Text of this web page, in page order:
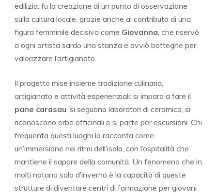
edilizia: fu la creazione di un punto di osservazione
sulla cultura locale, grazie anche al contributo di una
figura femminile decisiva come Giovanna , che riservò
a ogni artista sardo una stanza e avviò botteghe per
valorizzare l’artigianato.
Il progetto mise insieme tradizione culinaria,
artigianato e attività esperienziali: si impara a fare il
pane carasau , si seguono laboratori di ceramica, si
riconoscono erbe officinali e si parte per escursioni. Chi
frequenta questi luoghi lo racconta come
un’immersione nei ritmi dell’isola, con l’ospitalità che
mantiene il sapore della comunità. Un fenomeno che in
molti notano solo d’inverno è la capacità di queste
strutture di diventare centri di formazione per giovani